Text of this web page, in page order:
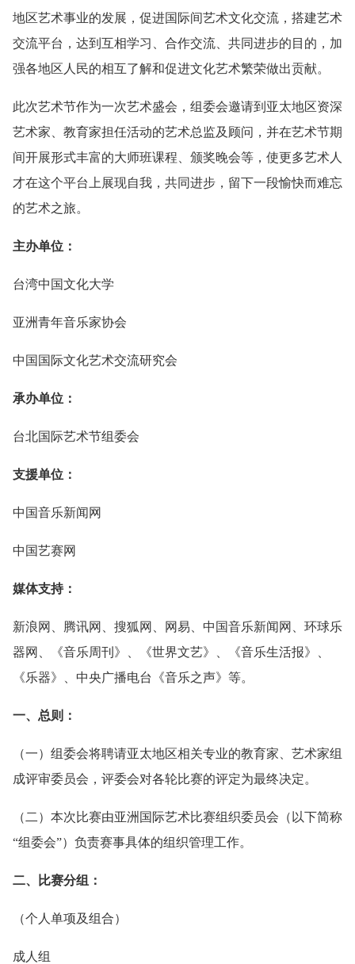
地区艺术事业的发展，促进国际间艺术文化交流，搭建艺术
交流平台，达到互相学习、合作交流、共同进步的目的，加
强各地区人民的相互了解和促进文化艺术繁荣做出贡献。
此次艺术节作为一次艺术盛会，组委会邀请到亚太地区资深
艺术家、教育家担任活动的艺术总监及顾问，并在艺术节期
间开展形式丰富的大师班课程、颁奖晚会等，使更多艺术人
才在这个平台上展现自我，共同进步，留下一段愉快而难忘
的艺术之旅。
主办单位：
台湾中国文化大学
亚洲青年音乐家协会
中国国际文化艺术交流研究会
承办单位：
台北国际艺术节组委会
支援单位：
中国音乐新闻网
中国艺赛网
媒体支持：
新浪网、腾讯网、搜狐网、网易、中国音乐新闻网、环球乐
器网、《音乐周刊》、《世界文艺》、《音乐生活报》、
《乐器》、中央广播电台《音乐之声》等。
一、总则：
（一）组委会将聘请亚太地区相关专业的教育家、艺术家组
成评审委员会，评委会对各轮比赛的评定为最终决定。
（二）本次比赛由亚洲国际艺术比赛组织委员会（以下简称
“组委会”）负责赛事具体的组织管理工作。
二、比赛分组：
（个人单项及组合）
成人组